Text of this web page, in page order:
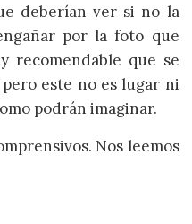
deberían ver si no la
por la foto que
recomendable que se
este no es lugar ni
podrán imaginar.
Nos leemos